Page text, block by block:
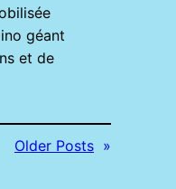
géant
et de
Older Posts »